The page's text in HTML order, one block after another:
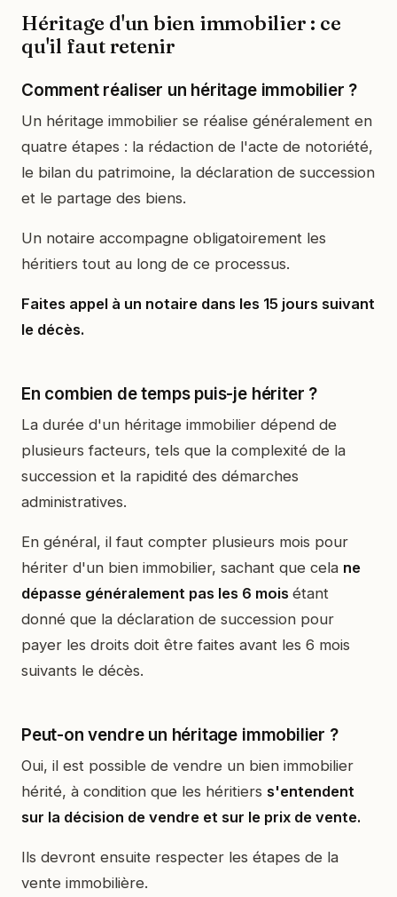
Héritage d'un bien immobilier : ce
qu'il faut retenir
Comment réaliser un héritage immobilier ?
Un héritage immobilier se réalise généralement en
quatre étapes : la rédaction de l'acte de notoriété,
le bilan du patrimoine, la déclaration de succession
et le partage des biens.
Un notaire accompagne obligatoirement les
héritiers tout au long de ce processus.
Faites appel à un notaire dans les 15 jours suivant
le décès.
En combien de temps puis-je hériter ?
La durée d'un héritage immobilier dépend de
plusieurs facteurs, tels que la complexité de la
succession et la rapidité des démarches
administratives.
En général, il faut compter plusieurs mois pour
hériter d'un bien immobilier, sachant que cela ne
dépasse généralement pas les 6 mois étant
donné que la déclaration de succession pour
payer les droits doit être faites avant les 6 mois
suivants le décès.
Peut-on vendre un héritage immobilier ?
Oui, il est possible de vendre un bien immobilier
hérité, à condition que les héritiers s'entendent
sur la décision de vendre et sur le prix de vente.
Ils devront ensuite respecter les étapes de la
vente immobilière.